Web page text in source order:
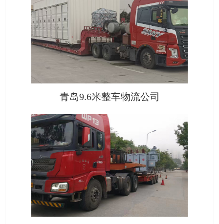
青岛9.6米整车物流公司